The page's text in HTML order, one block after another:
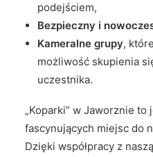
podejściem,
Bezpieczny i
Kameralne grupy,
możliwość skupienia
uczestnika.
„Koparki” w Jaworznie to
fascynujących miejsc do
Dzięki współpracy z